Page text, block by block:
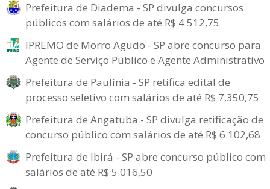
Prefeitura de Diadema - SP divulga concursos
públicos com salários de até R$ 4.512,75
IPREMO de Morro Agudo - SP abre concurso para
Agente de Serviço Público e Agente Administrativo
Prefeitura de Paulínia - SP retifica edital de
processo seletivo com salários de até R$ 7.350,75
Prefeitura de Angatuba - SP divulga retificação de
concurso público com salários de até R$ 6.102,68
Prefeitura de Ibirá - SP abre concurso público com
salários de até R$ 5.016,50